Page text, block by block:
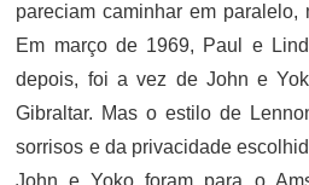
pareciam caminhar em paralelo,
Em março de 1969, Paul e
depois, foi a vez de John e
Gibraltar. Mas o estilo de
sorrisos e da privacidade